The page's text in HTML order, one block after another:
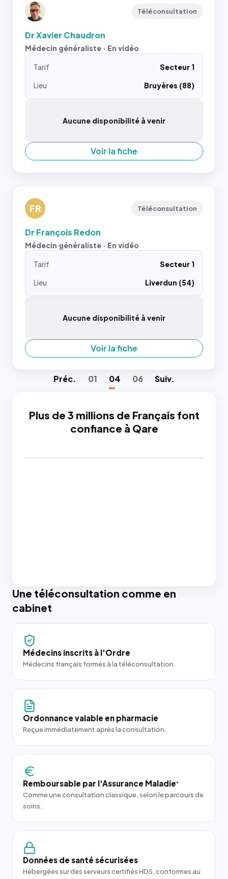
Téléconsultation
Dr Xavier Chaudron
Médecin généraliste · En vidéo
Tarif
Secteur 1
Lieu
Bruyères (88)
Aucune disponibilité à venir
Voir la fiche
FR Téléconsultation
Dr François Redon
Médecin généraliste · En vidéo
Tarif
Secteur 1
Lieu
Liverdun (54)
Aucune disponibilité à venir
Voir la fiche
Préc. 01 04 06 Suiv.
Plus de 3 millions de Français font
confiance à Qare
Une téléconsultation comme en
cabinet
Médecins inscrits à l'Ordre
Médecins français formés à la téléconsultation.
Ordonnance valable en pharmacie
Reçue immédiatement après la consultation.
Remboursable par l'Assurance Maladie*
Comme une consultation classique, selon le parcours de
soins.
Données de santé sécurisées
Hébergées sur des serveurs certifiés HDS, conformes au